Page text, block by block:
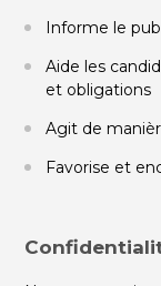
Informe le
Aide les
et obligations
Agit de
Favorise et